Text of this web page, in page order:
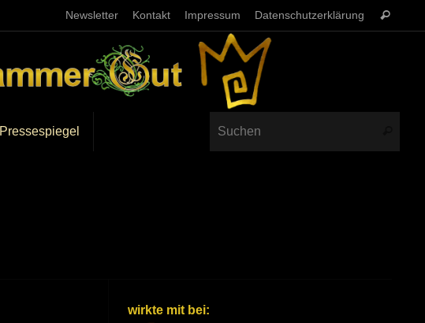
Newsletter Kontakt Impressum Datenschutzerklärung
Pressespiegel
wirkte mit bei: